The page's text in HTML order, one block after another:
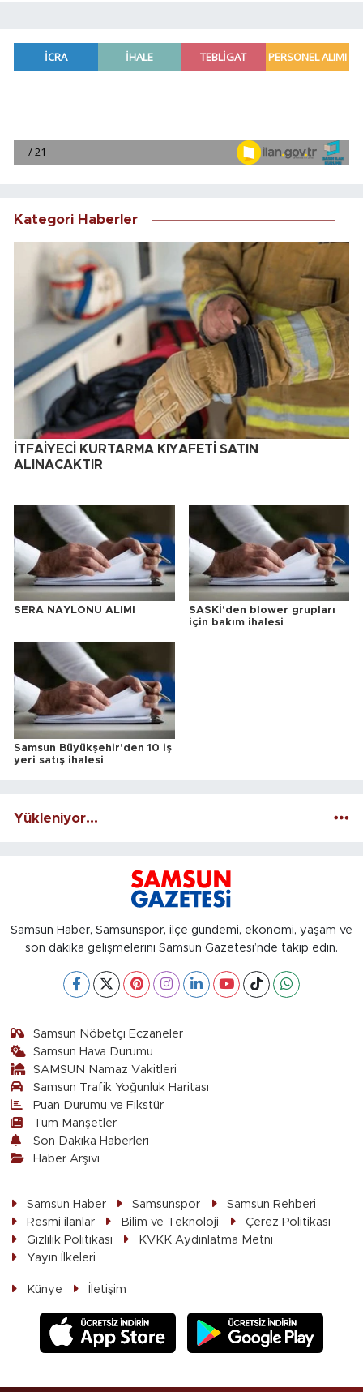
Kategori Haberler
İTFAİYECİ KURTARMA KIYAFETİ SATIN
ALINACAKTIR
SERA NAYLONU ALIMI
SASKİ'den blower grupları
için bakım ihalesi
Samsun Büyükşehir'den 10 iş
yeri satış ihalesi
Yükleniyor...
Samsun Haber, Samsunspor, ilçe gündemi, ekonomi, yaşam ve
son dakika gelişmelerini Samsun Gazetesi’nde takip edin.
Samsun Nöbetçi Eczaneler
Samsun Hava Durumu
SAMSUN Namaz Vakitleri
Samsun Trafik Yoğunluk Haritası
Puan Durumu ve Fikstür
Tüm Manşetler
Son Dakika Haberleri
Haber Arşivi
Samsun Haber Samsunspor
Samsun Rehberi
Resmi ilanlar
Bilim ve Teknoloji
Çerez Politikası
Gizlilik Politikası
KVKK Aydınlatma Metni
Yayın İlkeleri
Künye İletişim